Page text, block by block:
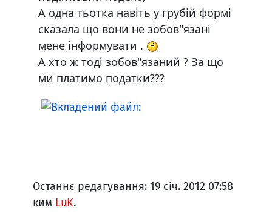
А одна тьотка навіть у грубій формі
сказала що вони не зобов"язані
мене інформувати .
А хто ж тоді зобов"язаний ? За що
ми платимо податки???
Останнє редагування: 19 січ. 2012 07:58
ким LuK.